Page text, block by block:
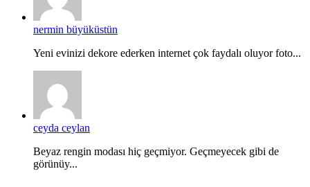
nermin büyüküstün
Yeni evinizi dekore ederken internet çok faydalı oluyor foto...
ceyda ceylan
Beyaz rengin modası hiç geçmiyor. Geçmeyecek gibi de
görünüy...